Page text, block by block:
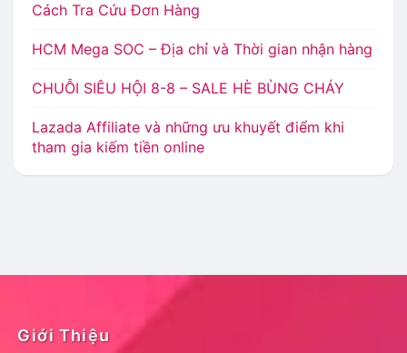
Cách Tra Cứu Đơn Hàng
HCM Mega SOC – Địa chỉ và Thời gian nhận hàng
CHUỖI SIÊU HỘI 8-8 – SALE HÈ BÙNG CHÁY
Lazada Affiliate và những ưu khuyết điểm khi
tham gia kiếm tiền online
Giới Thiệu